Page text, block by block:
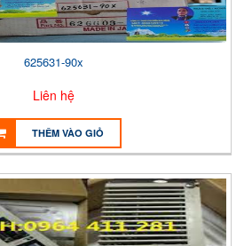
625631-90x
Liên hệ
THÊM VÀO GIỎ